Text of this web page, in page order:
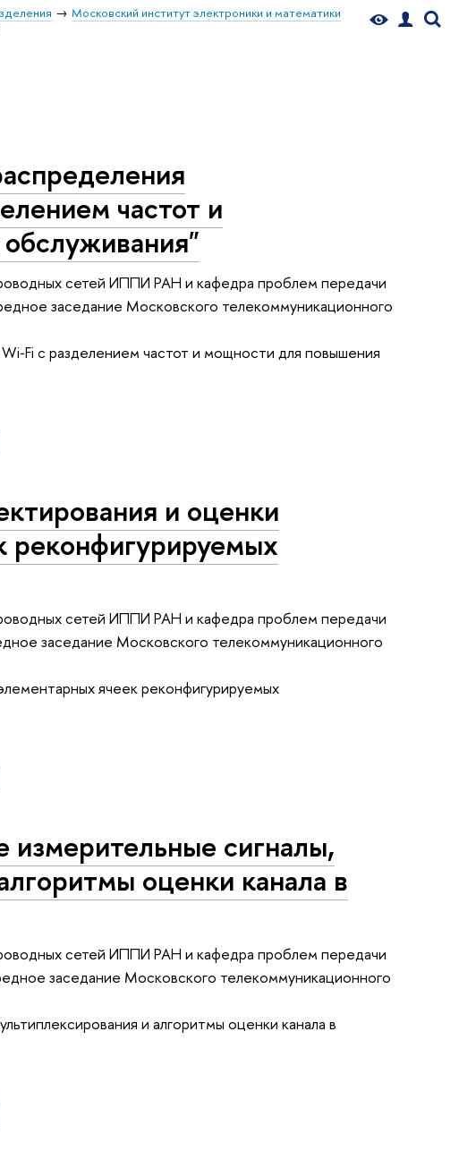
Московский институт электроники и математики
частот и
сетей ИППИ РАН и кафедра проблем передачи
заседание Московского телекоммуникационного
с разделением частот и мощности для повышения
и оценки
реконфигурируемых
сетей ИППИ РАН и кафедра проблем передачи
заседание Московского телекоммуникационного
ячеек реконфигурируемых
сигналы,
оценки канала в
сетей ИППИ РАН и кафедра проблем передачи
заседание Московского телекоммуникационного
и алгоритмы оценки канала в